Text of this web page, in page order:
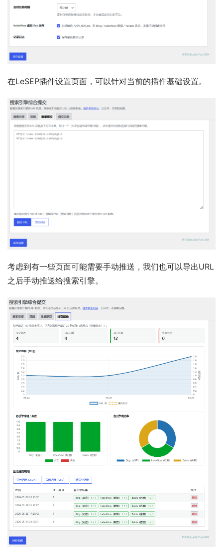
在LeSEP插件设置页面，可以针对当前的插件基础设置。
考虑到有一些页面可能需要手动推送，我们也可以导出URL
之后手动推送给搜索引擎。